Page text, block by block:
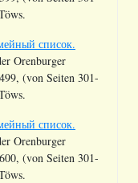
список.
Orenburger
(von Seiten 301-
список.
Orenburger
(von Seiten 301-